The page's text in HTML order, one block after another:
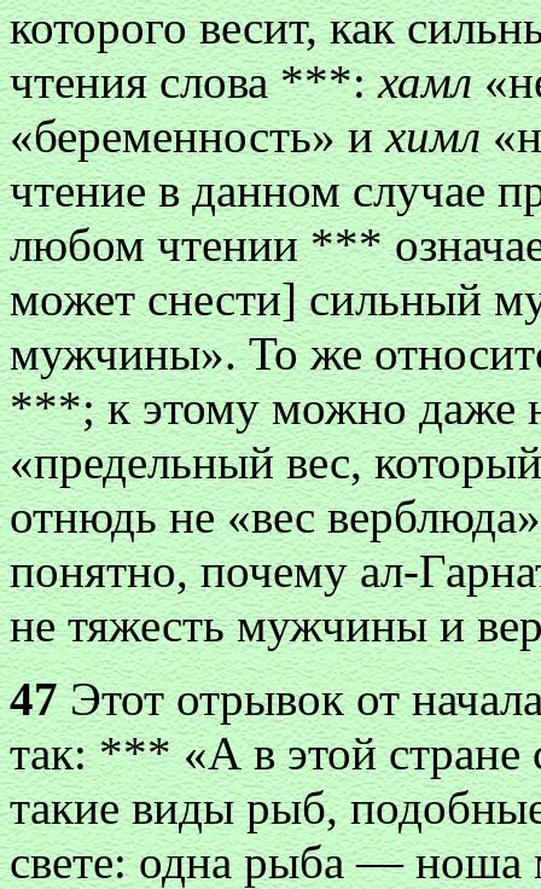
которого весит, как
чтения слова ***:хамл
«беременность» ихимл
чтение в данном случае
любом чтении ***
может снести] сильный
мужчины». То же
***; к этому можно даже
«предельный вес,
отнюдь не «вес
понятно, почему ал-
не тяжесть мужчины и
47Этот отрывок от
так: *** «А в этой стране
такие виды рыб,
свете: одна рыба —